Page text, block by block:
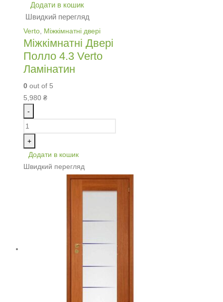
Додати в кошик
Швидкий перегляд
Verto Міжкімнатні двері
Міжкімнатні Двері
Полло 4.3 Verto
Ламінатин
0 out of 5
5,980 ₴
-
+
Додати в кошик
Швидкий перегляд